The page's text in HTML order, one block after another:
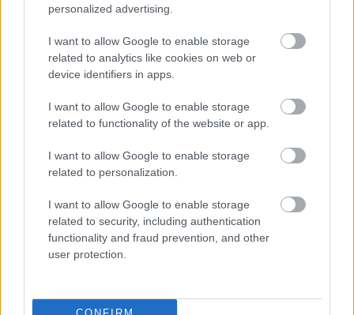
personalized advertising.
I want to allow Google to enable storage
related to analytics like cookies on web or
device identifiers in apps.
I want to allow Google to enable storage
related to functionality of the website or app.
I want to allow Google to enable storage
related to personalization.
I want to allow Google to enable storage
related to security, including authentication
functionality and fraud prevention, and other
user protection.
CONFIRM
A SZTÁROK FOTÓSA, A VÁROS FIA – SZIPÁL
MÁRTON ELŐTT TISZTELEG DEBRECEN
TÍZ IDŐSZAKI KIÁLLÍTÁS NYÍLIK A SOPRONFESTEN